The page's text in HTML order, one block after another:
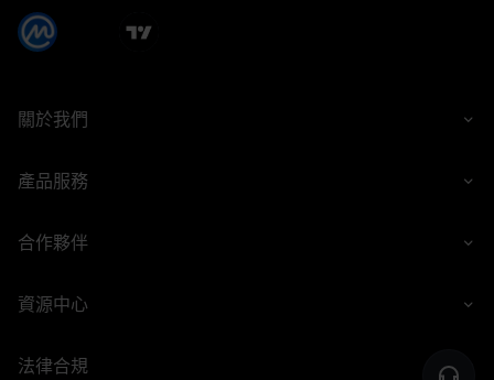
關於我們
產品服務
合作夥伴
資源中心
法律合規